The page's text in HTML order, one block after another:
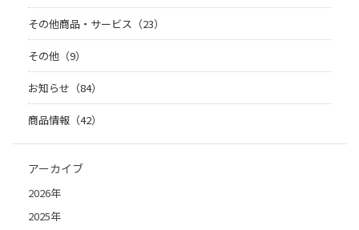
その他商品・サービス（23）
その他（9）
お知らせ（84）
商品情報（42）
アーカイブ
2026年
2025年